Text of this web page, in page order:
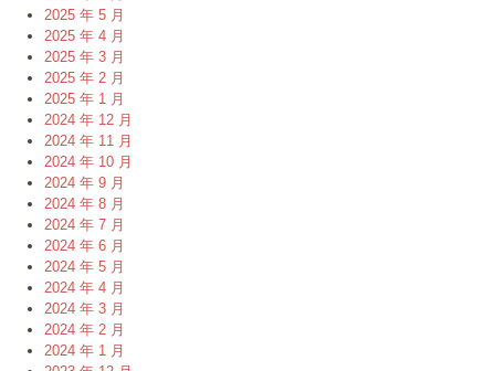
2025 年 5 月
2025 年 4 月
2025 年 3 月
2025 年 2 月
2025 年 1 月
2024 年 12 月
2024 年 11 月
2024 年 10 月
2024 年 9 月
2024 年 8 月
2024 年 7 月
2024 年 6 月
2024 年 5 月
2024 年 4 月
2024 年 3 月
2024 年 2 月
2024 年 1 月